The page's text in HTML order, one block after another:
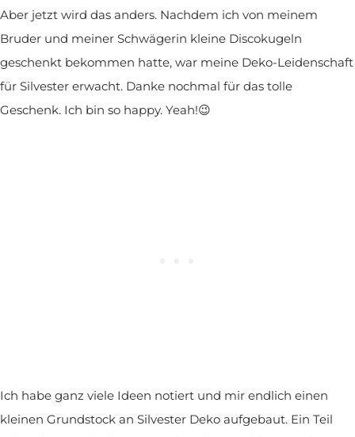
Aber jetzt wird das anders. Nachdem ich von meinem
Bruder und meiner Schwägerin kleine Discokugeln
geschenkt bekommen hatte, war meine Deko-Leidenschaft
für Silvester erwacht. Danke nochmal für das tolle
Geschenk. Ich bin so happy. Yeah!😉
Ich habe ganz viele Ideen notiert und mir endlich einen
kleinen Grundstock an Silvester Deko aufgebaut. Ein Teil